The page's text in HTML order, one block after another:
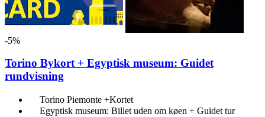
-5%
Torino Bykort + Egyptisk museum: Guidet
rundvisning
Torino Piemonte +Kortet
Egyptisk museum: Billet uden om køen + Guidet tur